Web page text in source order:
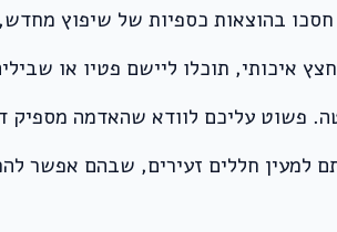
חסכו בהוצאות כספיות של שיפוץ
איכותי, תוכלו ליישם פטיו או
פשוט עליכם לוודא שהאדמה מספיק
למעין חללים זעירים, שבהם אפשר